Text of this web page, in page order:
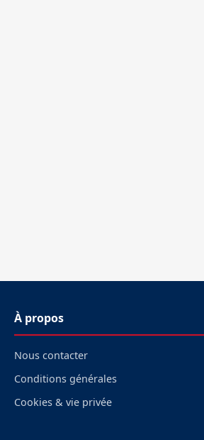
À propos
Nous contacter
Conditions générales
Cookies & vie privée